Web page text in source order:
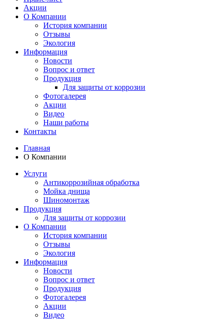
Акции
О Компании
История компании
Отзывы
Экология
Информация
Новости
Вопрос и ответ
Продукция
Для защиты от коррозии
Фотогалерея
Акции
Видео
Наши работы
Контакты
Главная
О Компании
Услуги
Антикоррозийная обработка
Мойка днища
Шиномонтаж
Продукция
Для защиты от коррозии
О Компании
История компании
Отзывы
Экология
Информация
Новости
Вопрос и ответ
Продукция
Фотогалерея
Акции
Видео